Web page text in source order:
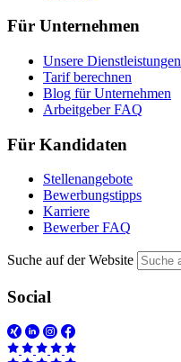
Für Unternehmen
Unsere Dienstleistungen
Tarif berechnen
Blog für Unternehmen
Arbeitgeber FAQ
Für Kandidaten
Stellenangebote
Bewerbungstipps
Karriere
Bewerber FAQ
Suche auf der Website
Social